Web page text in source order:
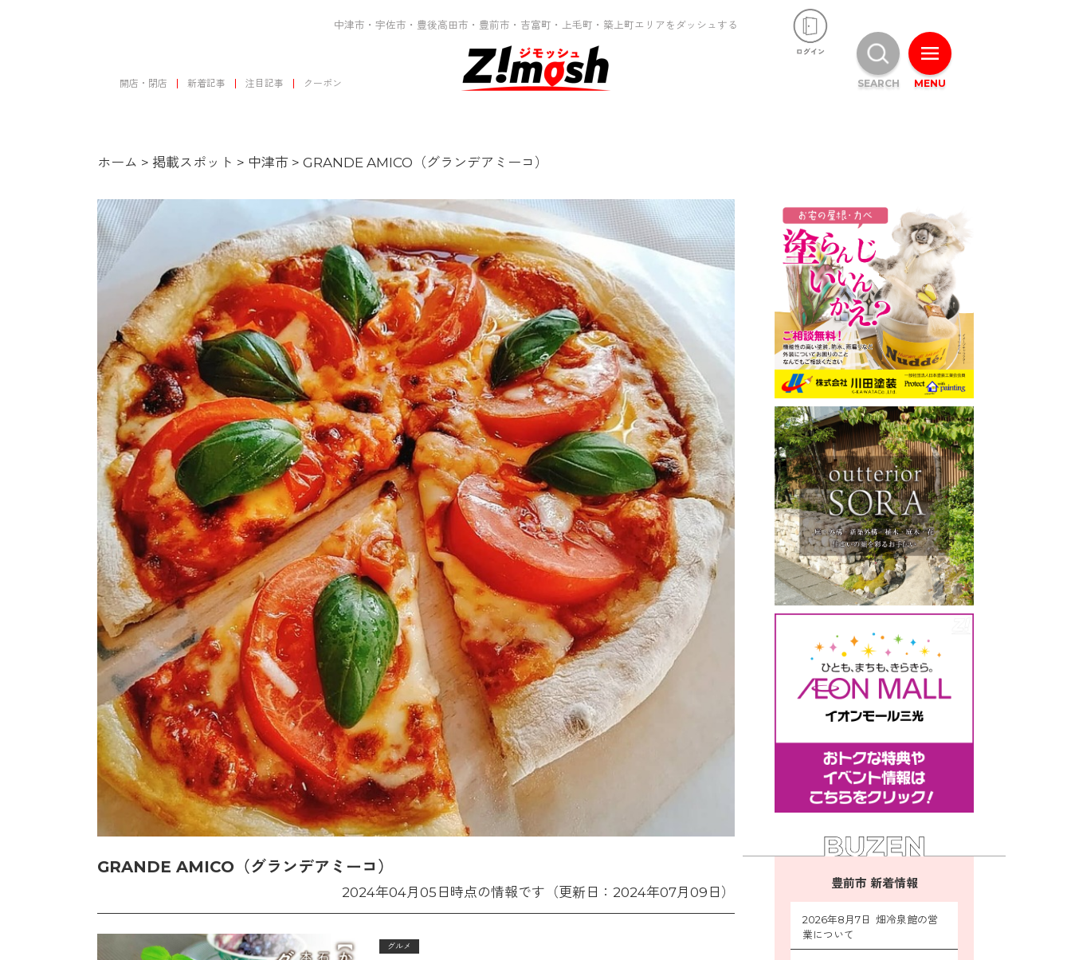
中津市・宇佐市・豊後高田市・豊前市・吉富町・上毛町・築上町エリアをダッシュする
開店・閉店 新着記事 注目記事 クーポン
ホーム > 掲載スポット > 中津市 > GRANDE AMICO（グランデアミーコ）
GRANDE AMICO（グランデアミーコ）
2024年04月05日時点の情報です（更新日：2024年07月09日）
グルメ
豊前市 新着情報
2026年8月7日 畑冷泉館の営
業について
MENU
SEARCH